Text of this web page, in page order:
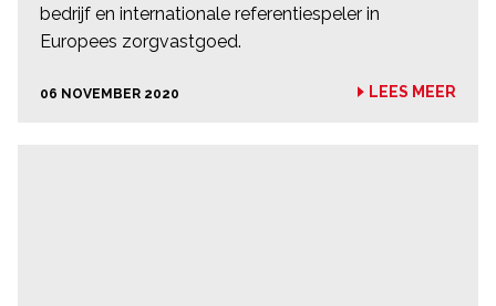
bedrijf en internationale referentiespeler in
Europees zorgvastgoed.
06 NOVEMBER 2020 LEES MEER